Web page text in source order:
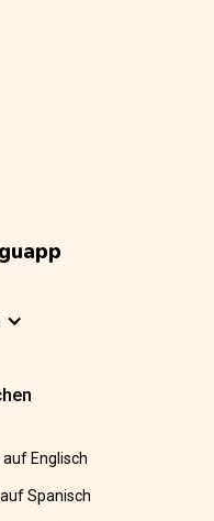
Englisch
Spanisch